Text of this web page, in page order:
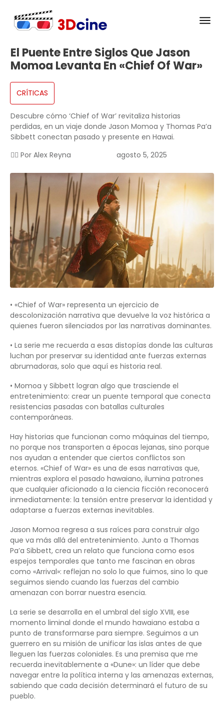
El Puente Entre Siglos Que Jason
Momoa Levanta En «Chief Of War»
CRÍTICAS
Descubre cómo ‘Chief of War’ revitaliza historias
perdidas, en un viaje donde Jason Momoa y Thomas Pa’a
Sibbett conectan pasado y presente en Hawai.
✍🏻 Por Alex Reyna agosto 5, 2025
• «Chief of War» representa un ejercicio de
descolonización narrativa que devuelve la voz histórica a
quienes fueron silenciados por las narrativas dominantes.
• La serie me recuerda a esas distopías donde las culturas
luchan por preservar su identidad ante fuerzas externas
abrumadoras, solo que aquí es historia real.
• Momoa y Sibbett logran algo que trasciende el
entretenimiento: crear un puente temporal que conecta
resistencias pasadas con batallas culturales
contemporáneas.
Hay historias que funcionan como máquinas del tiempo,
no porque nos transporten a épocas lejanas, sino porque
nos ayudan a entender que ciertos conflictos son
eternos. «Chief of War» es una de esas narrativas que,
mientras explora el pasado hawaiano, ilumina patrones
que cualquier aficionado a la ciencia ficción reconocerá
inmediatamente: la tensión entre preservar la identidad y
adaptarse a fuerzas externas inevitables.
Jason Momoa regresa a sus raíces para construir algo
que va más allá del entretenimiento. Junto a Thomas
Pa’a Sibbett, crea un relato que funciona como esos
espejos temporales que tanto me fascinan en obras
como «Arrival»: reflejan no solo lo que fuimos, sino lo que
seguimos siendo cuando las fuerzas del cambio
amenazan con borrar nuestra esencia.
La serie se desarrolla en el umbral del siglo XVIII, ese
momento liminal donde el mundo hawaiano estaba a
punto de transformarse para siempre. Seguimos a un
guerrero en su misión de unificar las islas antes de que
lleguen las fuerzas coloniales. Es una premisa que me
recuerda inevitablemente a «Dune»: un líder que debe
navegar entre la política interna y las amenazas externas,
sabiendo que cada decisión determinará el futuro de su
pueblo.